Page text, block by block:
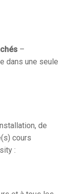
–
dans une seule
de
cours
: